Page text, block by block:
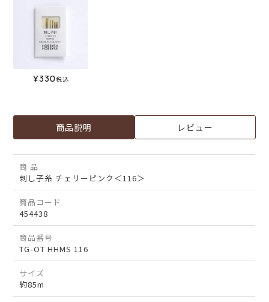
¥330税込
商品説明 レビュー
商 品
刺し子糸 チェリーピンク＜116＞
商品コード
454438
商品番号
TG-OT HHMS 116
サイズ
約85m